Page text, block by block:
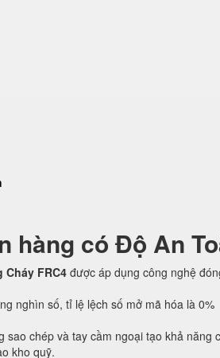
hàng có Độ An
FRC4 được áp dụng công nghệ
nghìn số, tỉ lệ lệch số mở mã hóa là 0%
sao chép và tay cầm ngoại tạo khả
kho quỹ.